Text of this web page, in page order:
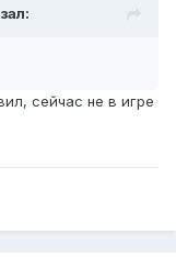
сейчас не в игре